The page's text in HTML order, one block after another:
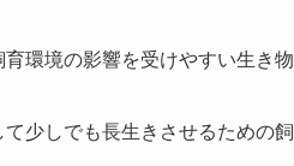
環境の影響を受けやすい生き物
少しでも長生きさせるための